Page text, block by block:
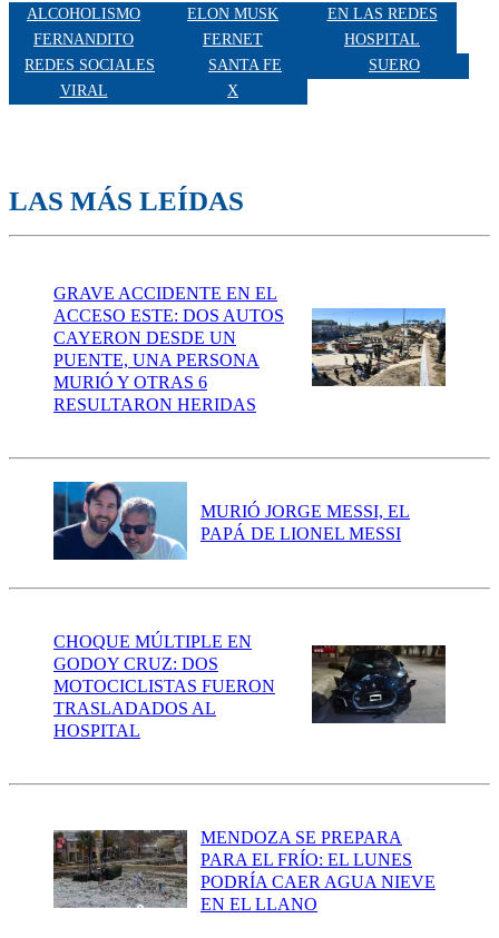
ALCOHOLISMO ELON MUSK
EN LAS REDES
FERNANDITO
FERNET
HOSPITAL
REDES SOCIALES
SANTA FE
SUERO
VIRAL
X
LAS MÁS LEÍDAS
GRAVE ACCIDENTE EN EL
ACCESO ESTE: DOS AUTOS
CAYERON DESDE UN
PUENTE, UNA PERSONA
MURIÓ Y OTRAS 6
RESULTARON HERIDAS
MURIÓ JORGE MESSI, EL
PAPÁ DE LIONEL MESSI
CHOQUE MÚLTIPLE EN
GODOY CRUZ: DOS
MOTOCICLISTAS FUERON
TRASLADADOS AL
HOSPITAL
MENDOZA SE PREPARA
PARA EL FRÍO: EL LUNES
PODRÍA CAER AGUA NIEVE
EN EL LLANO